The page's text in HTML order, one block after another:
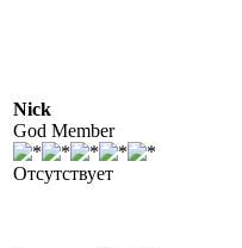
Nick
God Member
Отсутствует